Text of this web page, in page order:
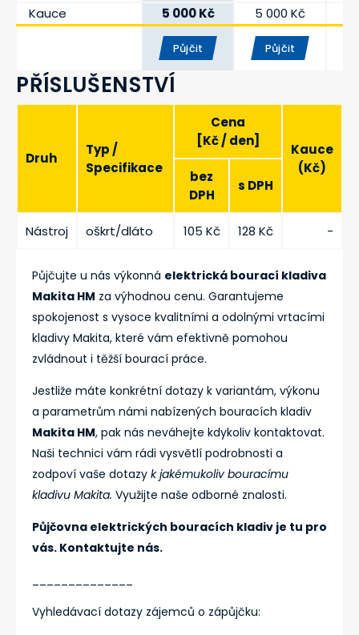
Půjčit Půjčit
Kauce
5 000 Kč 5 000 Kč
PŘÍSLUŠENSTVÍ
Druh
Typ /
Specifikace
Cena
[Kč / den]
Kauce
(Kč)
bez
DPH
s DPH
Nástroj oškrt/dláto 105 Kč 128 Kč -
Půjčujte u nás výkonná elektrická bourací kladiva
Makita HM za výhodnou cenu. Garantujeme
spokojenost s vysoce kvalitními a odolnými vrtacími
kladivy Makita, které vám efektivně pomohou
zvládnout i těžší bourací práce.
Jestliže máte konkrétní dotazy k variantám, výkonu
a parametrům námi nabízených bouracích kladiv
Makita HM, pak nás neváhejte kdykoliv kontaktovat.
Naši technici vám rádi vysvětlí podrobnosti a
zodpoví vaše dotazy k jakémukoliv bouracímu
kladivu Makita. Využijte naše odborné znalosti.
Půjčovna elektrických bouracích kladiv je tu pro
vás. Kontaktujte nás.
Vyhledávací dotazy zájemců o zápůjčku: